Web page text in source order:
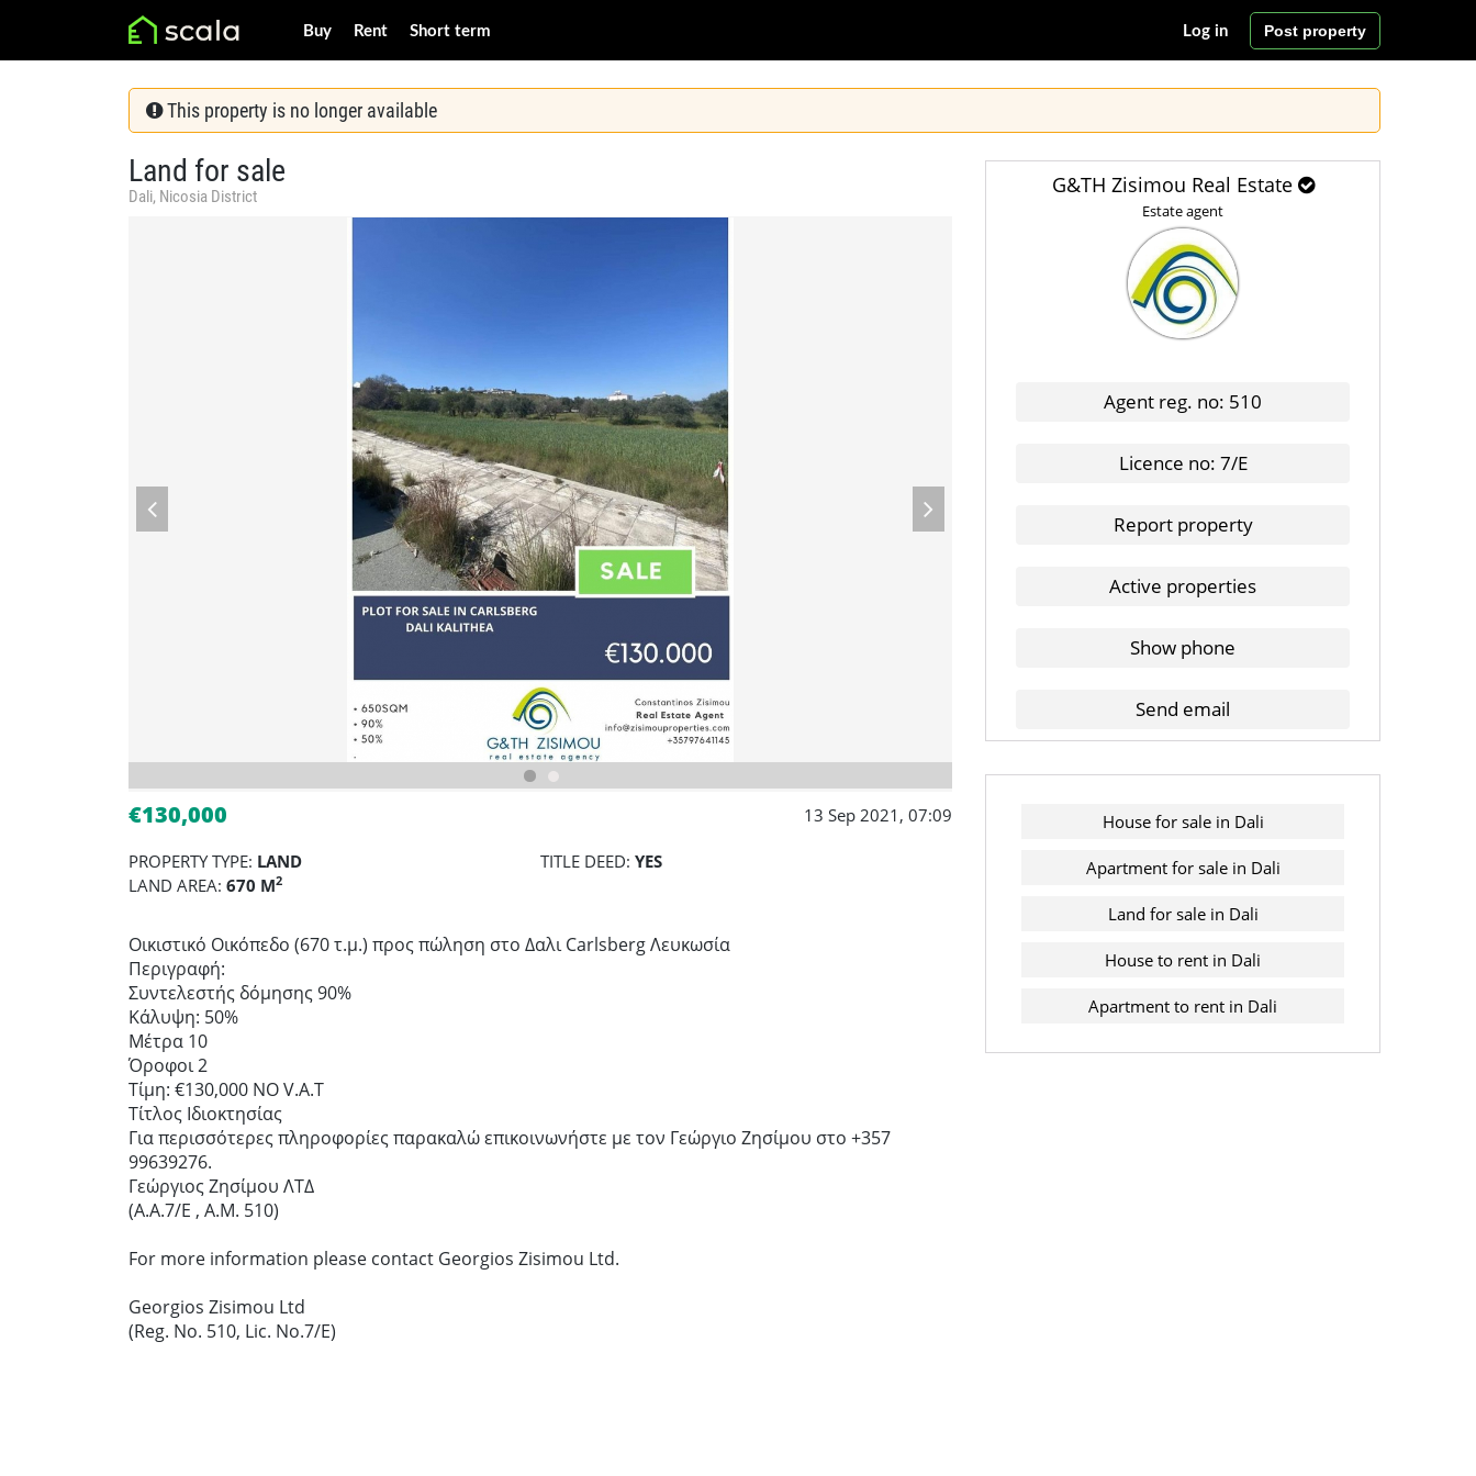
Buy Rent Short term Post property
Log in
This property is no longer available
Land for sale
Dali, Nicosia District
€130,000 13 Sep 2021, 07:09
PROPERTY TYPE: LAND TITLE DEED: YES
LAND AREA: 670 M2
Οικιστικό Οικόπεδο (670 τ.μ.) προς πώληση στο Δαλι Carlsberg Λευκωσία
Περιγραφή:
Συντελεστής δόμησης 90%
Κάλυψη: 50%
Μέτρα 10
Όροφοι 2
Τίμη: €130,000 NO V.A.T
Τίτλος Ιδιοκτησίας
Για περισσότερες πληροφορίες παρακαλώ επικοινωνήστε με τον Γεώργιο Ζησίμου στο +357
99639276.
Γεώργιος Ζησίμου ΛΤΔ
(Α.Α.7/Ε , Α.Μ. 510)
For more information please contact Georgios Zisimou Ltd.
Georgios Zisimou Ltd
(Reg. No. 510, Lic. No.7/E)
G&TH Zisimou Real Estate
Estate agent
Agent reg. no: 510
Licence no: 7/E
Report property
Active properties
Show phone
Send email
House for sale in Dali
Apartment for sale in Dali
Land for sale in Dali
House to rent in Dali
Apartment to rent in Dali